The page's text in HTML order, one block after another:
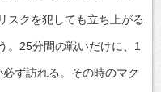
スクを犯しても立ち上がる
。25分間の戦いだけに、1
ず訪れる。その時のマク